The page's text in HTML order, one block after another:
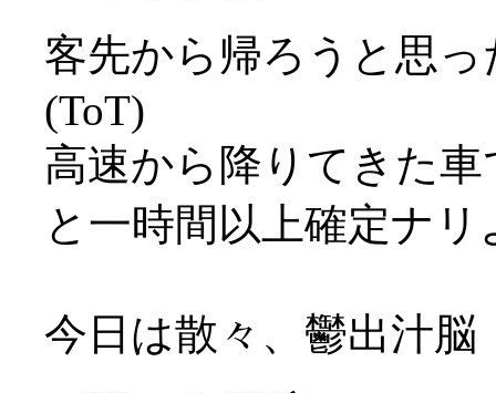
客先から帰ろうと思
(ToT)
高速から降りてきた
と一時間以上確定ナリ
今日は散々、鬱出汁脳